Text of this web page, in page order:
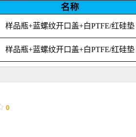
名称
样品瓶+蓝螺纹开口盖+白PTFE/红硅垫
样品瓶+蓝螺纹开口盖+白PTFE/红硅垫
0